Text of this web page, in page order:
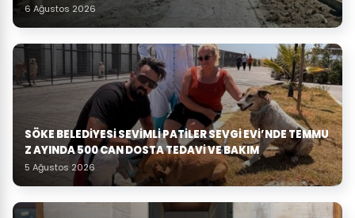
6 Ağustos 2026
SÖKE BELEDIYESI SEVIMLI PATILER SEVGI EVI’NDE TEMMU
Z AYINDA 500 CAN DOSTA TEDAVI VE BAKIM
5 Ağustos 2026